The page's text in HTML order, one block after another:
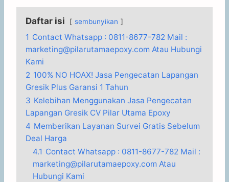
Daftar isi sembunyikan
1 Contact Whatsapp : 0811-8677-782 Mail :
marketing@pilarutamaepoxy.com Atau Hubungi
Kami
2 100% NO HOAX! Jasa Pengecatan Lapangan
Gresik Plus Garansi 1 Tahun
3 Kelebihan Menggunakan Jasa Pengecatan
Lapangan Gresik CV Pilar Utama Epoxy
4 Memberikan Layanan Survei Gratis Sebelum
Deal Harga
4.1 Contact Whatsapp : 0811-8677-782 Mail :
marketing@pilarutamaepoxy.com Atau
Hubungi Kami